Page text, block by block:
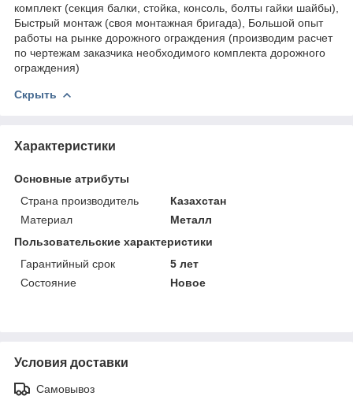
комплект (секция балки, стойка, консоль, болты гайки шайбы),
Быстрый монтаж (своя монтажная бригада), Большой опыт
работы на рынке дорожного ограждения (производим расчет
по чертежам заказчика необходимого комплекта дорожного
ограждения)
Скрыть
Характеристики
Основные атрибуты
Страна производитель
Казахстан
Материал
Металл
Пользовательские характеристики
Гарантийный срок
5 лет
Состояние
Новое
Условия доставки
Самовывоз